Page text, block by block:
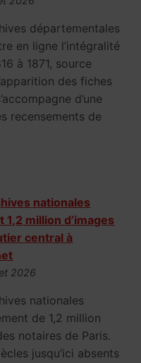
départementales
en ligne l’intégralité
à 1871, source
des fiches
d’une
recensements de
nationales
1,2 million d’images
central à
2026
nationales
de 1,2 million
notaires de Paris.
jusqu’ici absents